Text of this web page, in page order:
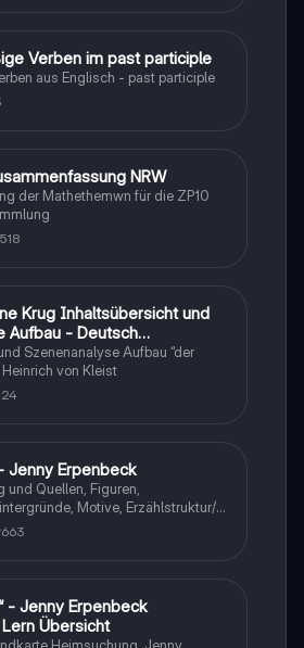
Verben im past participle
aus Englisch - past participle
NRW
der Mathethemwn für die ZP10
518
Krug Inhaltsübersicht und
Aufbau - Deutsch
Szenenanalyse Aufbau “der
von Kleist
Jenny Erpenbeck
und Quellen, Figuren,
Motive, Erzählstruktur/-
663
- Jenny Erpenbeck
Übersicht
Heimsuchung, Jenny